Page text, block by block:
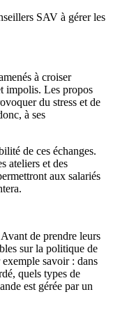
SAV à gérer les
à croiser
impolis. Les propos
du stress et de
à ses
de ces échanges.
ateliers et des
aux salariés
de prendre leurs
sur la politique de
savoir : dans
quels types de
est gérée par un